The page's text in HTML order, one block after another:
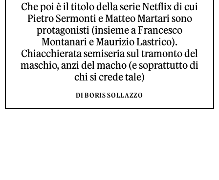
Che poi è il titolo della serie Netflix di cui
Pietro Sermonti e Matteo Martari sono
protagonisti (insieme a Francesco
Montanari e Maurizio Lastrico).
Chiacchierata semiseria sul tramonto del
maschio, anzi del macho (e soprattutto di
chi si crede tale)
DI BORIS SOLLAZZO